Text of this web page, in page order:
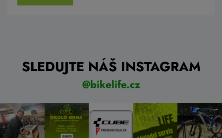
SLEDUJTE NÁŠ INSTAGRAM
@bikelife.cz